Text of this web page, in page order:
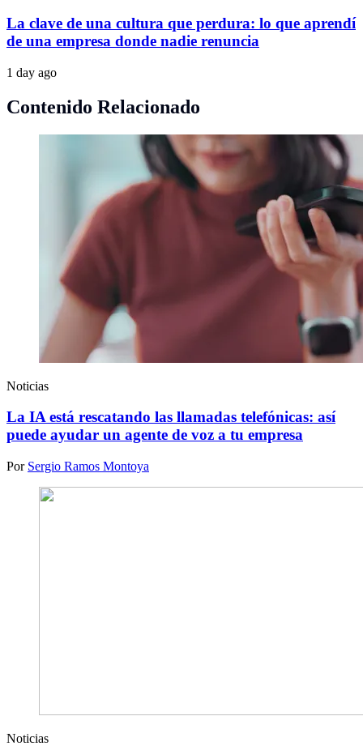
La clave de una cultura que perdura: lo que aprendí
de una empresa donde nadie renuncia
1 day ago
Contenido Relacionado
Noticias
La IA está rescatando las llamadas telefónicas: así
puede ayudar un agente de voz a tu empresa
Por Sergio Ramos Montoya
Noticias